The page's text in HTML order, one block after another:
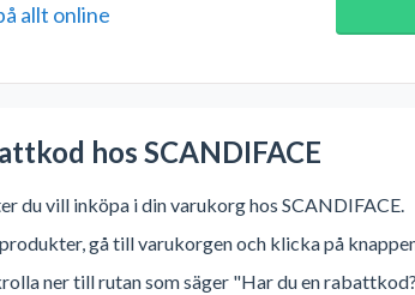
allt online
hos SCANDIFACE
du vill inköpa i din varukorg hos SCANDIFACE.
gå till varukorgen och klicka på
ner till rutan som säger "Har du en